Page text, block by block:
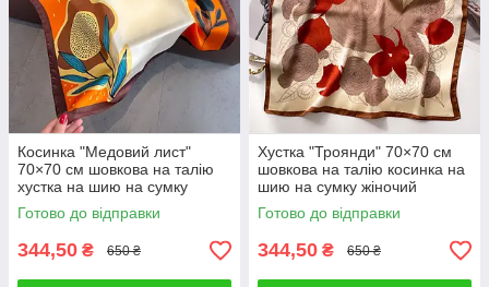
Косинка "Медовий лист"
70×70 см шовкова на талію
хустка на шию на сумку
жіночий атласний шаль з
принтом шовк-армані
Готово до відправки
344,50 ₴ 650 ₴
Хустка "Троянди" 70×70 см
шовкова на талію косинка на
шию на сумку жіночий
атласний шаль з принтом
шовк-армані
Готово до відправки
344,50 ₴ 650 ₴